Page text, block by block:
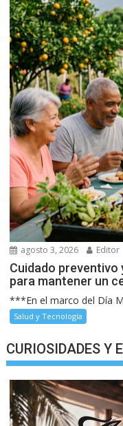
agosto 3, 2026 Editor
Cuidado preventivo
para mantener un
***En el marco del Día
Salud y Tecnología
CURIOSIDADES Y